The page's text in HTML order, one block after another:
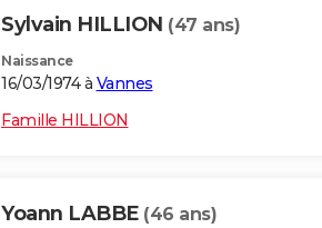
Sylvain HILLION (47 ans)
Naissance
16/03/1974 à Vannes
Famille HILLION
Yoann LABBE (46 ans)